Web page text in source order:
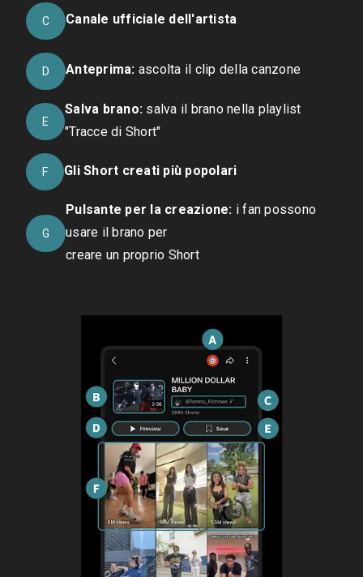
C Canale ufficiale dell'artista
D Anteprima: ascolta il clip della canzone
E
Salva brano: salva il brano nella playlist
"Tracce di Short"
F Gli Short creati più popolari
G
Pulsante per la creazione: i fan possono
usare il brano per
creare un proprio Short